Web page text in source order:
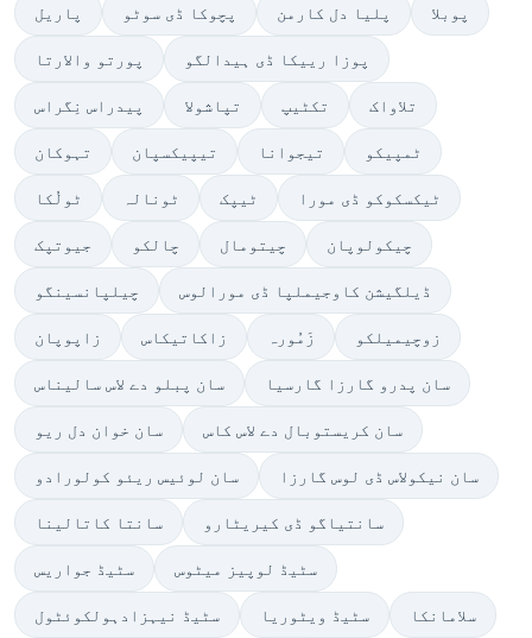
پاریل پچوکا ڈی سوٹو پلیا دل کارمن پوبلا
پورتو والارتا پوزا رییکا ڈی ہیدالگو
پیدراس نِگراس تپاشولا تکٹیپ تلاواک
تہوکان تیپیکسپان تیجوانا ٹمپیکو
ٹولُکا ٹونالہ ٹیپک ٹیکسکوکو ڈی مورا
جیوتپک چالکو چیتومال چیکولوپان
چیلپانسینگو ڈیلگیشن کاوجیملپا ڈی مورالوس
زاپوپان زاکاتیکاس زَمُورہ زوچیمیلکو
سان پبلو دے لاس سالیناس سان پدرو گارزا گارسیا
سان خوان دل ریو سان کریستوبال دے لاس کاس
سان لوئیس ریئو کولورادو سان نیکولاس ڈی لوس گارزا
سانتا کاتالینا سانتیاگو ڈی کیریٹارو
سٹیڈ جواریس سٹیڈ لوپیز میٹوس
سٹیڈ نیہزادہولکوئٹول سٹیڈ ویٹوریا سلامانکا